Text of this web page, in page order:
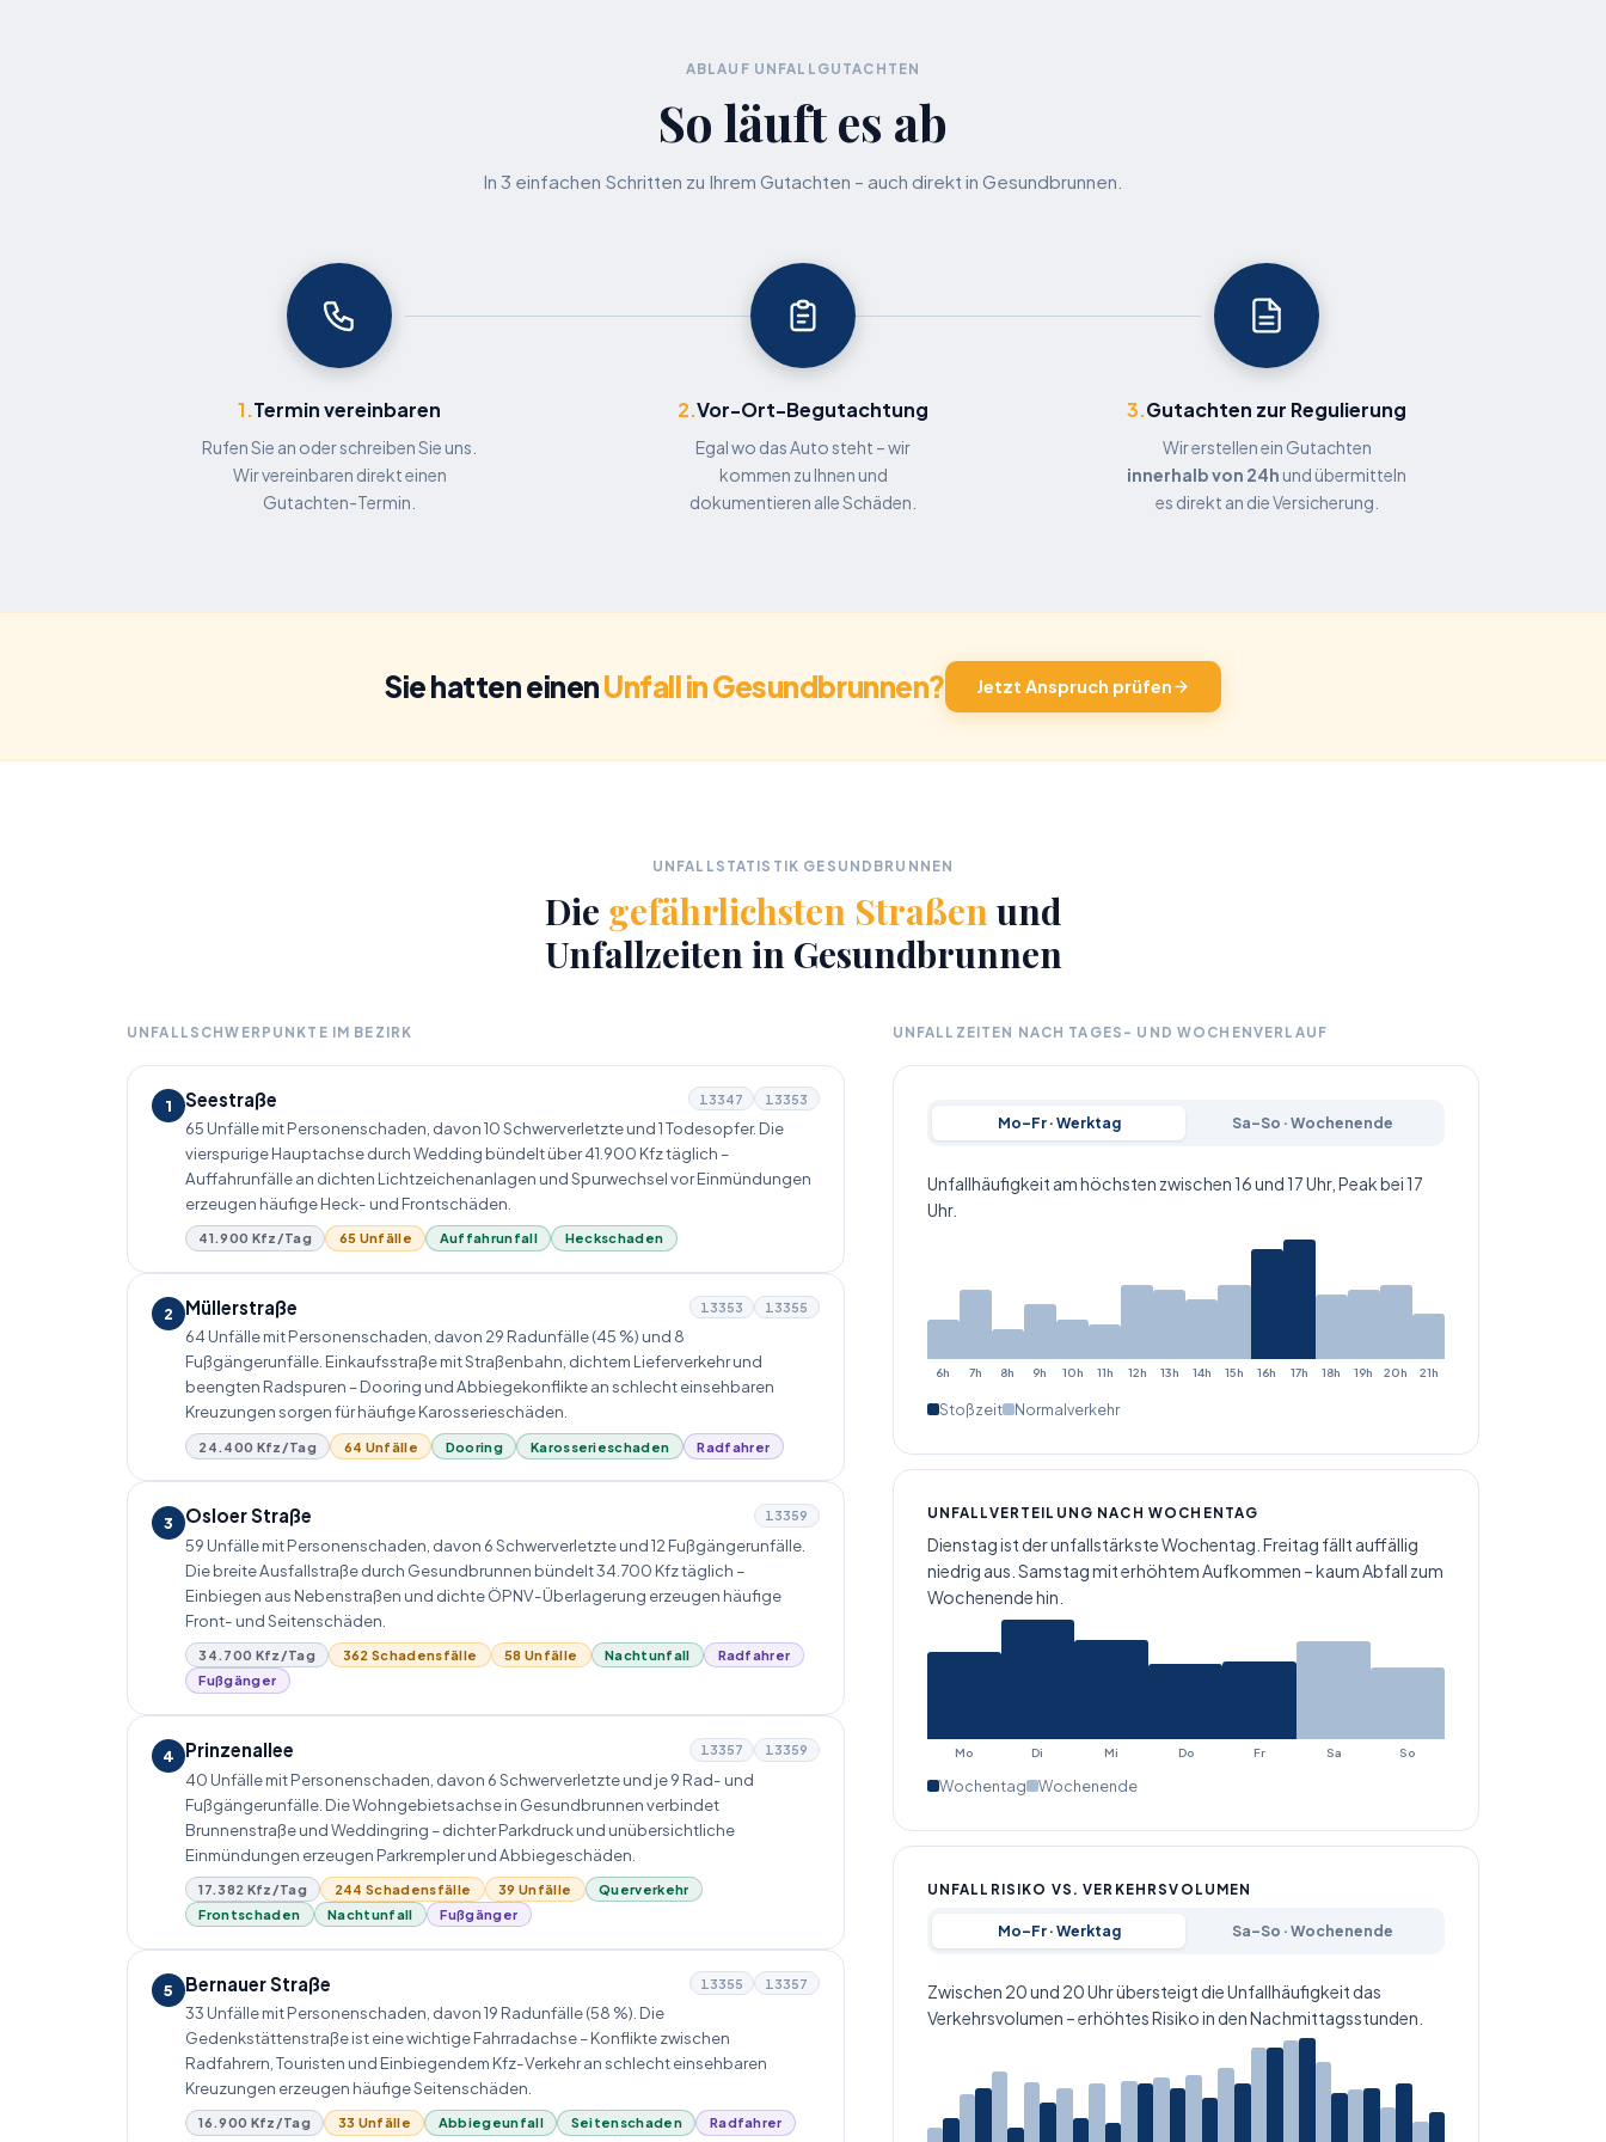
ABLAUF UNFALLGUTACHTEN
So läuft es ab
In 3 einfachen Schritten zu Ihrem Gutachten – auch direkt in Gesundbrunnen.
1.Termin vereinbaren
Rufen Sie an oder schreiben Sie uns.
Wir vereinbaren direkt einen
Gutachten-Termin.
2.Vor-Ort-Begutachtung
Egal wo das Auto steht – wir
kommen zu Ihnen und
dokumentieren alle Schäden.
3.Gutachten zur Regulierung
Wir erstellen ein Gutachten
innerhalb von 24h und übermitteln
es direkt an die Versicherung.
Sie hatten einenUnfall in Gesundbrunnen? Jetzt Anspruch prüfen
UNFALLSTATISTIK GESUNDBRUNNEN
Die gefährlichsten Straßen und
Unfallzeiten in Gesundbrunnen
UNFALLSCHWERPUNKTE IM BEZIRK
1 Seestraße 13347 13353
65 Unfälle mit Personenschaden, davon 10 Schwerverletzte und 1 Todesopfer. Die
vierspurige Hauptachse durch Wedding bündelt über 41.900 Kfz täglich –
Auffahrunfälle an dichten Lichtzeichenanlagen und Spurwechsel vor Einmündungen
erzeugen häufige Heck- und Frontschäden.
41.900 Kfz/Tag 65 Unfälle Auffahrunfall Heckschaden
2 Müllerstraße 13353 13355
64 Unfälle mit Personenschaden, davon 29 Radunfälle (45 %) und 8
Fußgängerunfälle. Einkaufsstraße mit Straßenbahn, dichtem Lieferverkehr und
beengten Radspuren – Dooring und Abbiege­konflikte an schlecht einsehbaren
Kreuzungen sorgen für häufige Karosserieschäden.
24.400 Kfz/Tag 64 Unfälle Dooring Karosserieschaden Radfahrer
3 Osloer Straße 13359
59 Unfälle mit Personenschaden, davon 6 Schwerverletzte und 12 Fußgängerunfälle.
Die breite Ausfallstraße durch Gesundbrunnen bündelt 34.700 Kfz täglich –
Einbiegen aus Nebenstraßen und dichte ÖPNV-Überlagerung erzeugen häufige
Front- und Seitenschäden.
34.700 Kfz/Tag 362 Schadensfälle 58 Unfälle Nachtunfall
Radfahrer
Fußgänger
4 Prinzenallee 13357 13359
40 Unfälle mit Personenschaden, davon 6 Schwerverletzte und je 9 Rad- und
Fußgängerunfälle. Die Wohngebietsachse in Gesundbrunnen verbindet
Brunnenstraße und Wedding­ring – dichter Parkdruck und unübersichtliche
Einmündungen erzeugen Parkrempler und Abbiegeschäden.
17.382 Kfz/Tag 244 Schadensfälle 39 Unfälle
Querverkehr
Frontschaden
Nachtunfall Fußgänger
5 Bernauer Straße 13355 13357
33 Unfälle mit Personenschaden, davon 19 Radunfälle (58 %). Die
Gedenkstättenstraße ist eine wichtige Fahrradachse – Konflikte zwischen
Radfahrern, Touristen und Einbiegendem Kfz-Verkehr an schlecht einsehbaren
Kreuzungen erzeugen häufige Seitenschäden.
16.900 Kfz/Tag 33 Unfälle Abbiegeunfall Seitenschaden Radfahrer
UNFALLZEITEN NACH TAGES- UND WOCHENVERLAUF
Mo–Fr · Werktag Sa–So · Wochenende
Unfallhäufigkeit am höchsten zwischen 16 und 17 Uhr, Peak bei 17
Uhr.
6h 7h 8h 9h 10h 11h 12h 13h 14h 15h 16h 17h 18h 19h 20h 21h
Stoßzeit Normalverkehr
UNFALLVERTEILUNG NACH WOCHENTAG
Dienstag ist der unfallstärkste Wochentag. Freitag fällt auffällig
niedrig aus. Samstag mit erhöhtem Aufkommen – kaum Abfall zum
Wochenende hin.
Mo Di Mi Do Fr Sa So
Wochentag Wochenende
UNFALLRISIKO VS. VERKEHRSVOLUMEN
Mo–Fr · Werktag Sa–So · Wochenende
Zwischen 20 und 20 Uhr übersteigt die Unfallhäufigkeit das
Verkehrsvolumen – erhöhtes Risiko in den Nachmittagsstunden.